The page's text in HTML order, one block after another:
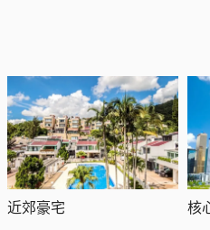
近郊豪宅 核